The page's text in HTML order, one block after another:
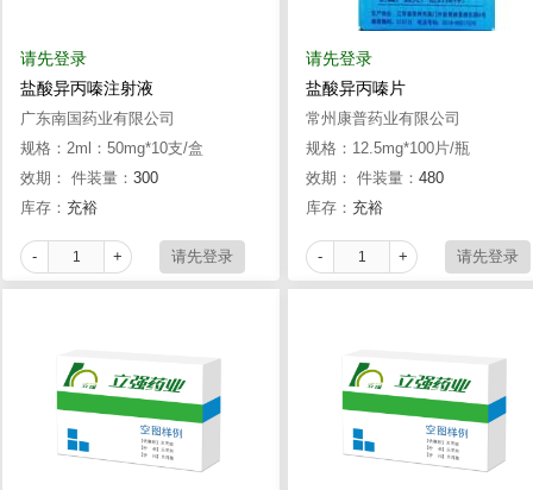
请先登录
盐酸异丙嗪注射液
广东南国药业有限公司
规格：2ml：50mg*10支/盒
效期： 件装量： 300
库存： 充裕
- +
请先登录
盐酸异丙嗪片
常州康普药业有限公司
规格：12.5mg*100片/瓶
效期： 件装量： 480
库存： 充裕
- +